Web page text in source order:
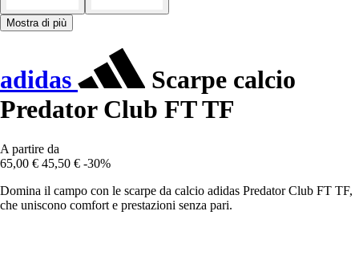
Mostra di più
adidas
Scarpe calcio
Predator Club FT TF
A partire da
65,00 € 45,50 € -30%
Domina il campo con le scarpe da calcio adidas Predator Club FT TF,
che uniscono comfort e prestazioni senza pari.